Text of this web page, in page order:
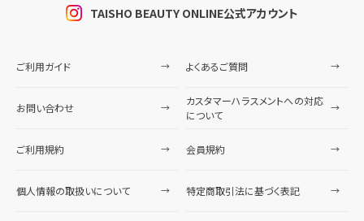
TAISHO BEAUTY ONLINE公式アカウント
ご利用ガイド よくあるご質問
お問い合わせ
カスタマーハラスメントへの対応
について
ご利用規約 会員規約
個人情報の取扱いについて 特定商取引法に基づく表記